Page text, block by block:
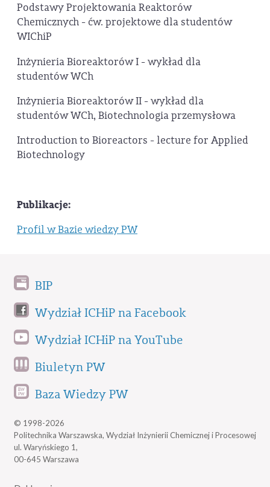
Podstawy Projektowania Reaktorów
Chemicznych - ćw. projektowe dla studentów
WIChiP
Inżynieria Bioreaktorów I - wykład dla
studentów WCh
Inżynieria Bioreaktorów II - wykład dla
studentów WCh, Biotechnologia przemysłowa
Introduction to Bioreactors - lecture for Applied
Biotechnology
Publikacje:
Profil w Bazie wiedzy PW
BIP
Wydział ICHiP na Facebook
Wydział ICHiP na YouTube
Biuletyn PW
Baza Wiedzy PW
© 1998-2026
Politechnika Warszawska, Wydział Inżynierii Chemicznej i Procesowej
ul. Waryńskiego 1,
00-645 Warszawa